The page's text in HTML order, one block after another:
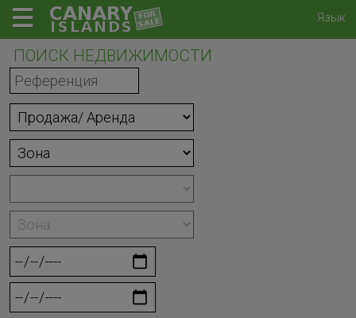
Язык
ПОИСК НЕДВИЖИМОСТИ